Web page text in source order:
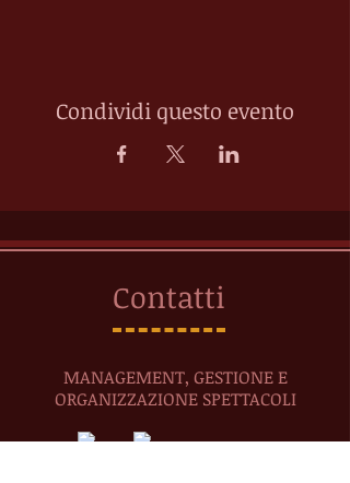
Condividi questo evento
Contatti
MANAGEMENT, GESTIONE E
ORGANIZZAZIONE SPETTACOLI